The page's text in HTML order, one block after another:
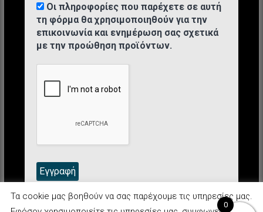
Οι πληροφορίες που παρέχετε σε αυτή
τη φόρμα θα χρησιμοποιηθούν για την
επικοινωνία και ενημέρωση σας σχετικά
με την προώθηση προϊόντων.
Τα cookie μας βοηθούν να σας παρέχουμε τις υπηρεσίες μας.
0